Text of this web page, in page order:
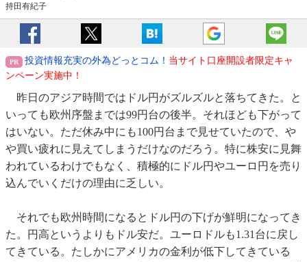
持田有紀子
投資情報充実の外為どっとコム！ 当サイト口座開設者限定キャ
ンペーン実施中！
昨日のアジア時間ではドル円がズルズルと落ちてきた。と
いっても欧州序盤までは99円台の後半。それほども下がって
はいない。ただ休み中にも100円台まで見せていたので、や
や買い疲れに見えてしまうだけなのだろう。特に株安に見舞
われているわけでもなく、積極的にドル円やユーロ円を売り
込んでいくだけの理由に乏しい。
それでも欧州時間になるとドル円の下げが鮮明になってき
た。円高というよりもドル安だ。ユーロドルも1.31台に戻し
てきている。たしかにアメリカの金利が低下してきている